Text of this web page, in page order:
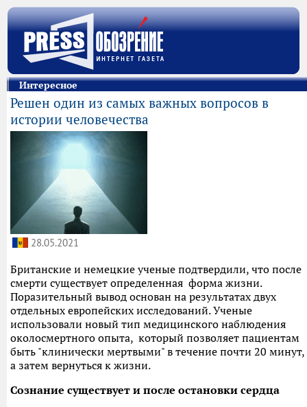
Интересное
Решен один из самых важных вопросов в
истории человечества
28.05.2021
Британские и немецкие ученые подтвердили, что после
смерти существует определенная форма жизни.
Поразительный вывод основан на результатах двух
отдельных европейских исследований. Ученые
использовали новый тип медицинского наблюдения
околосмертного опыта, который позволяет пациентам
быть "клинически мертвыми" в течение почти 20 минут,
а затем вернуться к жизни.
Сознание существует и после остановки сердца